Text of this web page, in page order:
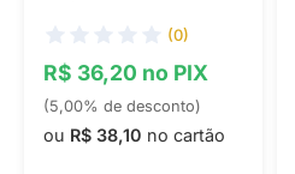
(0)
R$ 36,20 no PIX
(5,00% de desconto)
ou R$ 38,10 no cartão